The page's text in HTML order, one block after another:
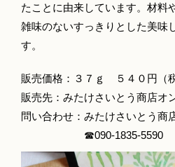
たことに由来しています。材料
雑味のないすっきりとした美味
す。
販売価格：３７ｇ ５４０円（税
販売先：みたけさいとう商店オ
問い合わせ：みたけさいとう商
☎090-1835‐5590